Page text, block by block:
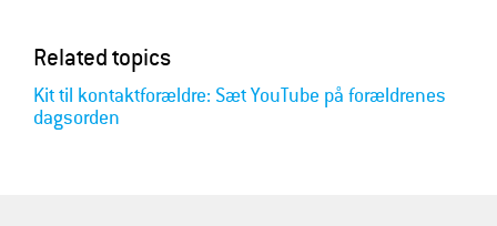
Related topics
Kit til kontaktforældre: Sæt YouTube på forældrenes
dagsorden